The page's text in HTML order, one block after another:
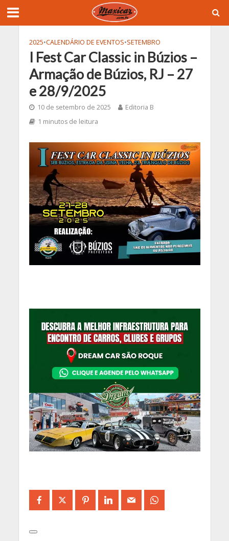
2025•CALENDÁRIO DE EVENTOS•SETEMBRO
I Fest Car Classic in Búzios –
Armação de Búzios, RJ – 27
e 28/9/2025
10 de setembro de 2025
Editoria B
1 minutos de leitura